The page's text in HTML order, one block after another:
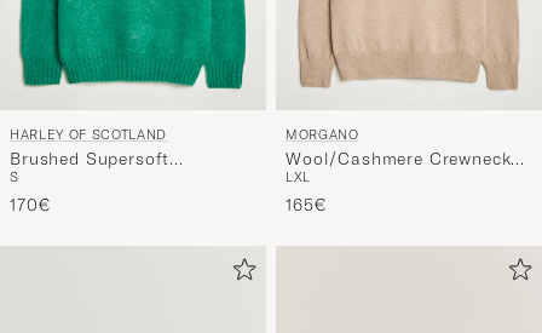
HARLEY OF SCOTLAND
Brushed Supersoft
Lambswool Crewneck
Evergreen
S
170€
MORGANO
Wool/Cashmere Crewneck
Beige
LXL
165€